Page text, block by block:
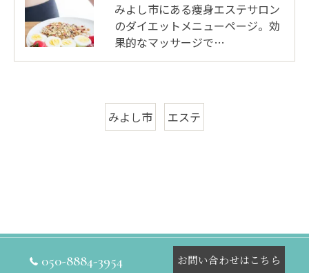
みよし市にある痩身エステサロン
のダイエットメニューページ。効
果的なマッサージで…
みよし市 エステ
050-8884-3954 お問い合わせはこちら